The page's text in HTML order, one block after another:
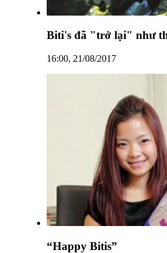
Biti's đã "trở lại" như
16:00, 21/08/2017
“Happy Bitis”